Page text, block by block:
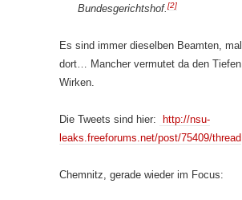
Bundesgerichtshof.[2]
Es sind immer dieselben Beamten,
dort… Mancher vermutet da den
Wirken.
Die Tweets sind hier:
http://nsu-
leaks.freeforums.net/post/75409/thread
Chemnitz, gerade wieder im Focus: